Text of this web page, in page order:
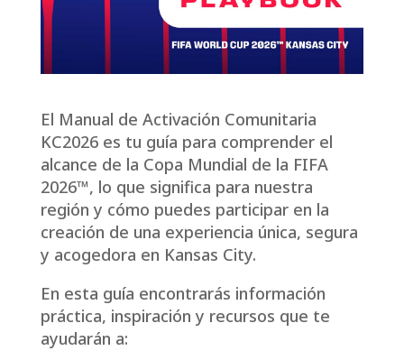
El Manual de Activación Comunitaria
KC2026 es tu guía para comprender el
alcance de la Copa Mundial de la FIFA
2026™, lo que significa para nuestra
región y cómo puedes participar en la
creación de una experiencia única, segura
y acogedora en Kansas City.
En esta guía encontrarás información
práctica, inspiración y recursos que te
ayudarán a: